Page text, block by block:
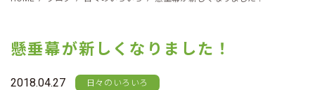
懸垂幕が新しくなりました！
2018.04.27 日々のいろいろ